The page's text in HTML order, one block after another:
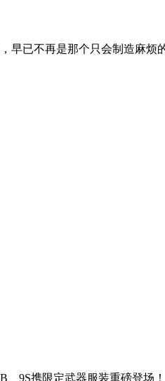
已不再是那个只会制造麻烦
9S携限定武器服装重磅登场！